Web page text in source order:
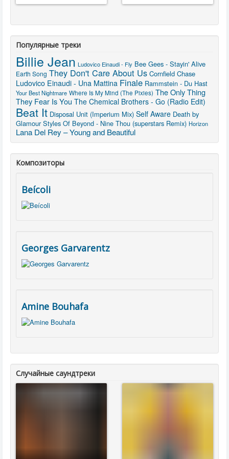
Популярные треки
Billie Jean Ludovico Einaudi - Fly Bee Gees - Stayin' Alive
Earth Song They Don't Care About Us Cornfield Chase
Ludovico Einaudi - Una Mattina Finale Rammstein - Du Hast
Your Best Nightmare Where Is My Mind (The Pixies) The Only Thing
They Fear Is You The Chemical Brothers - Go (Radio Edit)
Beat It Disposal Unit (Imperium Mix) Self Aware Death by
Glamour Styles Of Beyond - Nine Thou (superstars Remix) Horizon
Lana Del Rey – Young and Beautiful
Композиторы
Beícoli
Georges Garvarentz
Amine Bouhafa
Случайные саундтреки